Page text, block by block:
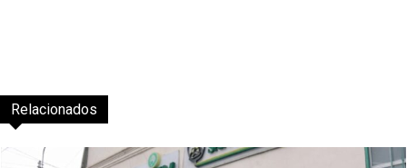
Relacionados